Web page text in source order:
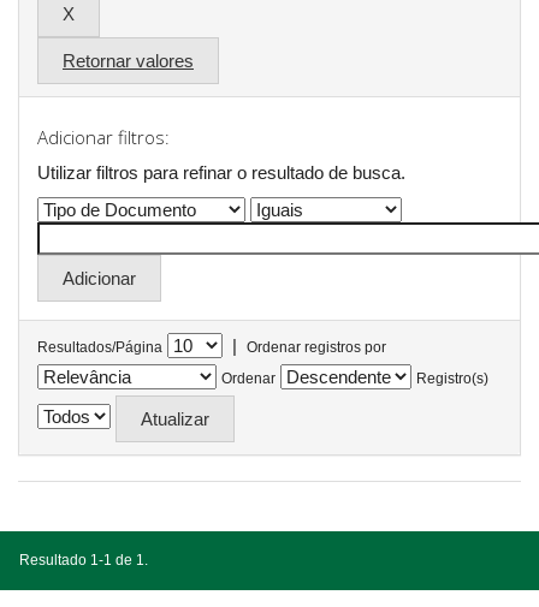
Retornar valores
Adicionar filtros:
Utilizar filtros para refinar o resultado de busca.
Resultados/Página |
Ordenar registros por
Ordenar
Registro(s)
Resultado 1-1 de 1.